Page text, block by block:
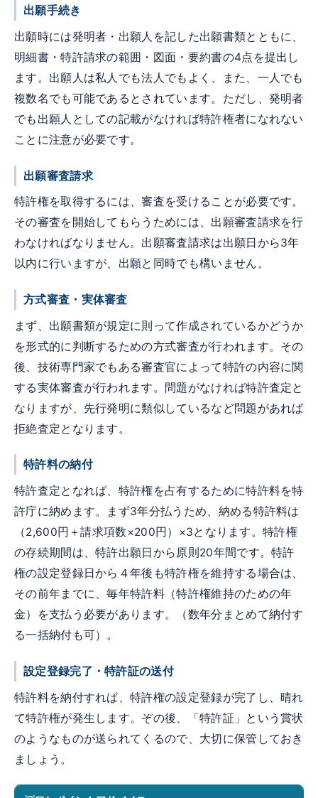
出願手続き
出願時には発明者・出願人を記した出願書類とともに、
明細書・特許請求の範囲・図面・要約書の4点を提出し
ます。出願人は私人でも法人でもよく、また、一人でも
複数名でも可能であるとされています。ただし、発明者
でも出願人としての記載がなければ特許権者になれない
ことに注意が必要です。
出願審査請求
特許権を取得するには、審査を受けることが必要です。
その審査を開始してもらうためには、出願審査請求を行
わなければなりません。出願審査請求は出願日から3年
以内に行いますが、出願と同時でも構いません。
方式審査・実体審査
まず、出願書類が規定に則って作成されているかどうか
を形式的に判断するための方式審査が行われます。その
後、技術専門家でもある審査官によって特許の内容に関
する実体審査が行われます。問題がなければ特許査定と
なりますが、先行発明に類似しているなど問題があれば
拒絶査定となります。
特許料の納付
特許査定となれば、特許権を占有するために特許料を特
許庁に納めます。まず3年分払うため、納める特許料は
（2,600円＋請求項数×200円）×3となります。特許権
の存続期間は、特許出願日から原則20年間です。特許
権の設定登録日から４年後も特許権を維持する場合は、
その前年までに、毎年特許料（特許権維持のための年
金）を支払う必要があります。（数年分まとめて納付す
る一括納付も可）。
設定登録完了・特許証の送付
特許料を納付すれば、特許権の設定登録が完了し、晴れ
て特許権が発生します。ぞの後、「特許証」という賞状
のようなものが送られてくるので、大切に保管しておき
ましょう。